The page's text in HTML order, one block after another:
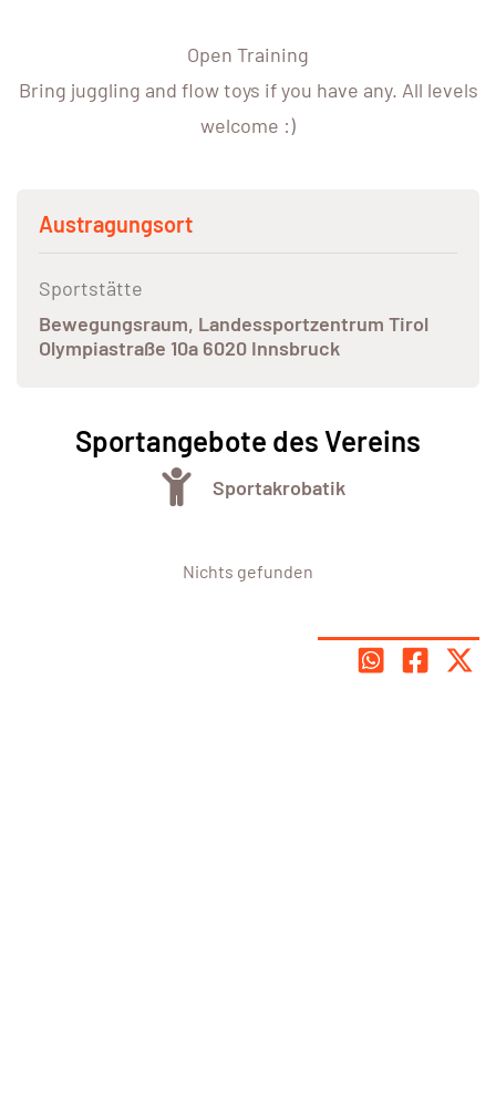
Open Training
Bring juggling and flow toys if you have any. All levels
welcome :)
Austragungsort
Sportstätte
Bewegungsraum, Landessportzentrum Tirol
Olympiastraße 10a 6020 Innsbruck
Sportangebote des Vereins
Sportakrobatik
Nichts gefunden